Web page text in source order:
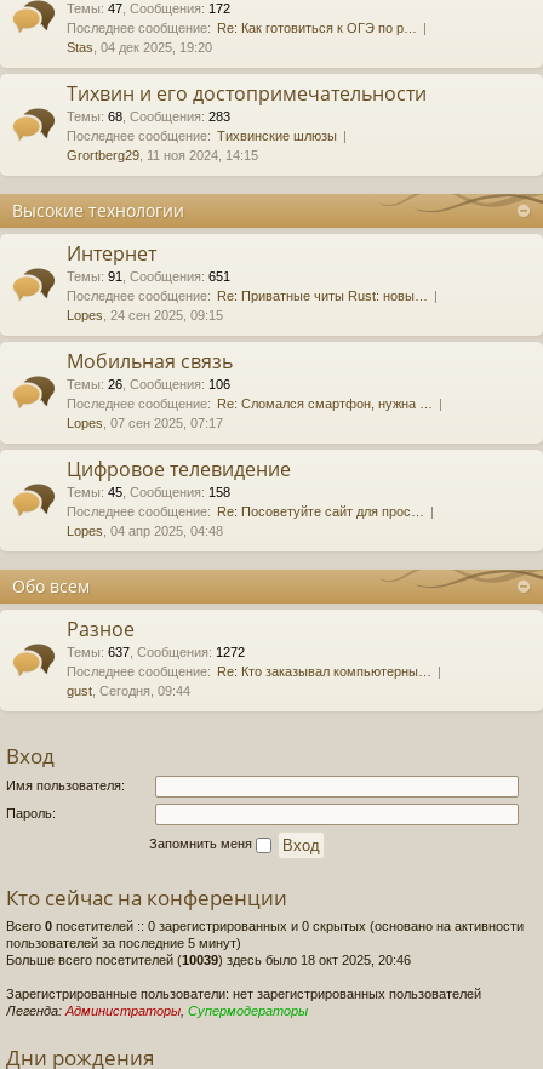
Темы: 47 Сообщения: 172
Последнее сообщение: Re: Как готовиться к ОГЭ по р…
Stas , 04 дек 2025, 19:20
Тихвин и его достопримечательности
Темы: 68 Сообщения: 283
Последнее сообщение: Тихвинские шлюзы
Grortberg29 , 11 ноя 2024, 14:15
Высокие технологии
Интернет
Темы: 91 Сообщения: 651
Последнее сообщение: Re: Приватные читы Rust: новы…
Lopes , 24 сен 2025, 09:15
Мобильная связь
Темы: 26 Сообщения: 106
Последнее сообщение: Re: Сломался смартфон, нужна …
Lopes , 07 сен 2025, 07:17
Цифровое телевидение
Темы: 45 Сообщения: 158
Последнее сообщение: Re: Посоветуйте сайт для прос…
Lopes , 04 апр 2025, 04:48
Обо всем
Разное
Темы: 637 Сообщения: 1272
Последнее сообщение: Re: Кто заказывал компьютерны…
gust , Сегодня, 09:44
Вход
Имя пользователя:
Пароль:
Запомнить меня
Кто сейчас на конференции
Всего 0 посетителей :: 0 зарегистрированных и 0 скрытых (основано на активности
пользователей за последние 5 минут)
Больше всего посетителей (10039) здесь было 18 окт 2025, 20:46
Зарегистрированные пользователи: нет зарегистрированных пользователей
Легенда: Администраторы Супермодераторы
Дни рождения